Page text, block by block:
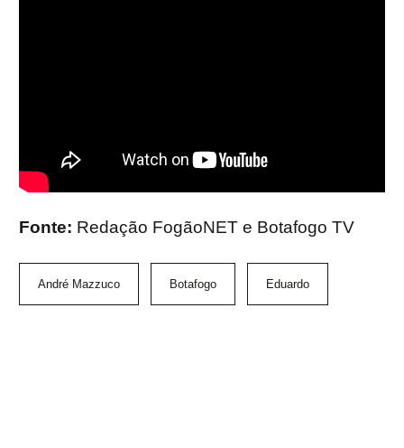
Fonte: Redação FogãoNET e Botafogo TV
André Mazzuco Botafogo Eduardo